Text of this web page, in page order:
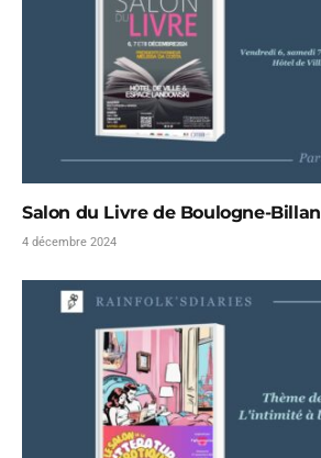
Salon du Livre de Boulogne-
4 décembre 2024